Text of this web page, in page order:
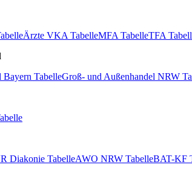
Ärzte VKA TabelleMFA TabelleTFA
Bayern TabelleGroß- und Außenhandel NRW
Diakonie TabelleAWO NRW TabelleBAT-KF